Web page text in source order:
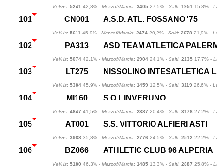
Vel/Hs: 5241 42,3% - Mezzof/Marcia: 3405 27,5% - Salti: 1951 15,8% -
101 CN001 A.S.D. ATL. FOSSANO '75
Vel/Hs: 5611 45,9% - Mezzof/Marcia: 2474 20,2% - Salti: 2678 21,9% -
102 PA313 ASD TEAM ATLETICA
Vel/Hs: 5074 42,1% - Mezzof/Marcia: 2904 24,1% - Salti: 2135 17,7% -
103 LT275 NISSOLINO INTESATLETICA
Vel/Hs: 5384 45,9% - Mezzof/Marcia: 1459 12,5% - Salti: 3119 26,6% -
104 MI160 S.O.I. INVERUNO
Vel/Hs: 4847 41,5% - Mezzof/Marcia: 2387 20,4% - Salti: 3178 27,2% -
105 AT001 S.S. VITTORIO ALFIERI ASTI
Vel/Hs: 3988 35,3% - Mezzof/Marcia: 2776 24,5% - Salti: 2512 22,2% -
106 BZ066 ATHLETIC CLUB 96 ALPERIA
Vel/Hs: 5180 46,3% - Mezzof/Marcia: 1485 13,3% - Salti: 2887 25,8% -